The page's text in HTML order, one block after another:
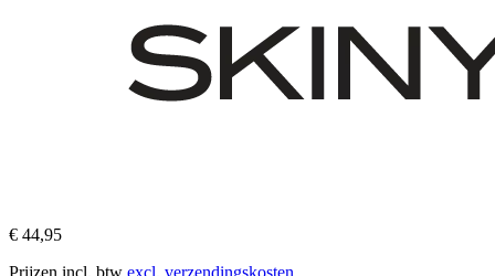
€ 44,95
Prijzen incl. btw excl. verzendingskosten